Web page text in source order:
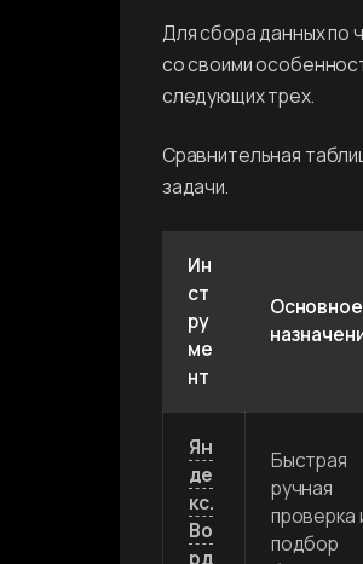
Для сбора данных по
со своими
следующих трех.
Сравнительная
задачи.
Ин
ст
ру
ме
нт
Основное
Ян
де
кс.
Во
рд
Быстрая
ручная
проверка
подбор